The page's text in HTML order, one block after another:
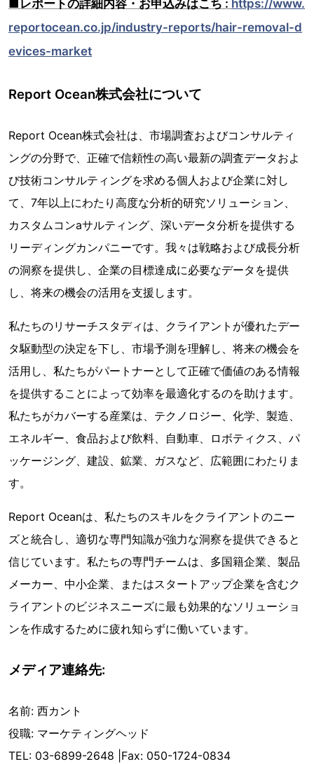
■レポートの詳細内容・お申込みはこち : https://www.
reportocean.co.jp/industry-reports/hair-removal-d
evices-market
Report Ocean株式会社について
Report Ocean株式会社は、市場調査およびコンサルティ
ングの分野で、正確で信頼性の高い最新の調査データおよ
び技術コンサルティングを求める個人および企業に対し
て、7年以上にわたり高度な分析的研究ソリューション、
カスタムコンaサルティング、深いデータ分析を提供する
リーディングカンパニーです。我々は戦略および成長分析
の洞察を提供し、企業の目標達成に必要なデータを提供
し、将来の機会の活用を支援します。
私たちのリサーチスタディは、クライアントが優れたデー
タ駆動型の決定を下し、市場予測を理解し、将来の機会を
活用し、私たちがパートナーとして正確で価値のある情報
を提供することによって効率を最適化するのを助けます。
私たちがカバーする産業は、テクノロジー、化学、製造、
エネルギー、食品および飲料、自動車、ロボティクス、パ
ッケージング、建設、鉱業、ガスなど、広範囲にわたりま
す。
Report Oceanは、私たちのスキルをクライアントのニー
ズと統合し、適切な専門知識が強力な洞察を提供できると
信じています。私たちの専門チームは、多国籍企業、製品
メーカー、中小企業、またはスタートアップ企業を含むク
ライアントのビジネスニーズに最も効果的なソリューショ
ンを作成するために疲れ知らずに働いています。
メディア連絡先:
名前: 西カント
役職: マーケティングヘッド
TEL: 03-6899-2648 |Fax: 050-1724-0834